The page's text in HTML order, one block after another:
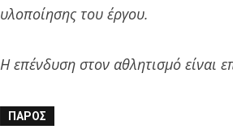
υλοποίησης του έργου.
Η επένδυση στον αθλητισμό είναι
ΠΆΡΟΣ